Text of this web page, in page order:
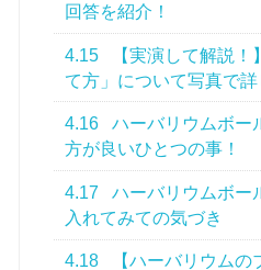
回答を紹介！
4.15
【実演して解説！
て方」について写真で詳
4.16
ハーバリウムボー
方が良いひとつの事！
4.17
ハーバリウムボー
入れてみての気づき
4.18
【ハーバリウムの